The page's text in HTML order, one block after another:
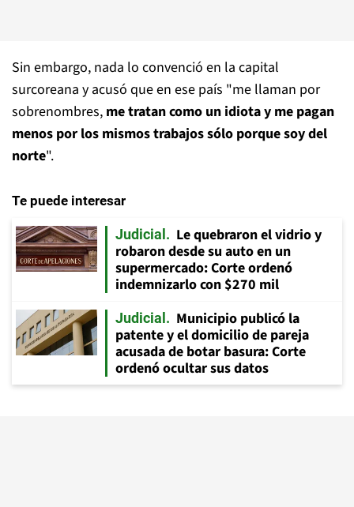
Sin embargo, nada lo convenció en la capital
surcoreana y acusó que en ese país "me llaman por
sobrenombres, me tratan como un idiota y me pagan
menos por los mismos trabajos sólo porque soy del
norte".
Te puede interesar
Judicial
Le quebraron el vidrio y
robaron desde su auto en un
supermercado: Corte ordenó
indemnizarlo con $270 mil
Judicial
Municipio publicó la
patente y el domicilio de pareja
acusada de botar basura: Corte
ordenó ocultar sus datos